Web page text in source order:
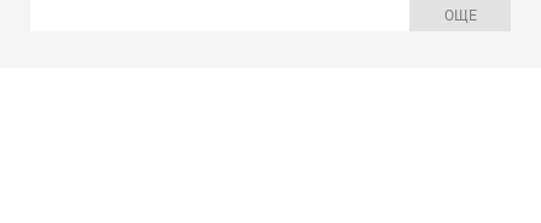
ОЩЕ